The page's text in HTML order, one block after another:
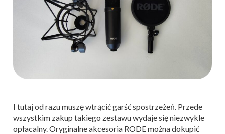
I tutaj od razu muszę wtrącić garść spostrzeżeń. Przede
wszystkim zakup takiego zestawu wydaje się niezwykle
opłacalny. Oryginalne akcesoria RODE można dokupić